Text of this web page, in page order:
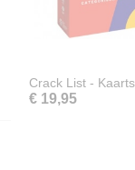
Crack List -
€ 19,95